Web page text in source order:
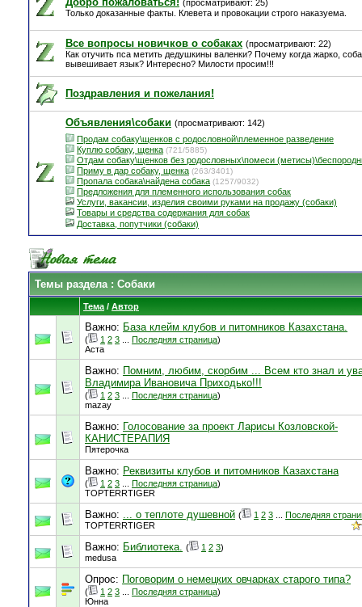
(просматривают: 25)
Только доказанные факты. Клевета и провокации строго наказуема.
Все вопросы новичков о собаках (просматривают: 22)
Как отучить пса метить дедушкины валенки? Почему когда жарко,
вывешивает язык? Интересно? Милости просим!!!
Поздравления и пожелания!
Объявления\собаки (просматривают: 142)
Продам собаку\щенков с родословной\племенное разведение
Куплю собаку, щенка (721/5885)
Отдам собаку\щенков без родословных\помеси
Приму в дар собаку, щенка (263/3401)
Пропала собака\найдена собака (1257/9032)
Предложения для племенного использования собак
Услуги, вакансии, изделия своими руками на продажу (собаки)
Товары и средства содержания для собак
Доставка, попутчики (собаки)
Темы раздела: Собаки
Тема / Автор
Важно: База клейм клубов и питомников Казахстана.
( 1 2 3 Последняя страница)
Аста
Важно: Помним, любим, скорбим ... Всем кто знал и
Владимира Ивановича Приходько!!!
( 1 2 3 Последняя страница)
mazay
Важно: Голосование за проект Ларисы Козловской-
КАНИСТЕРАПИЯ
Пятерочка
Важно: Реквизиты клубов и питомников Казахстана
( 1 2 3 Последняя страница)
TOPTERRTIGER
Важно: ... о теплоте душевной ( 1 2 3
Последняя
TOPTERRTIGER
Важно: Библиотека. ( 1 2 3)
medusa
Опрос: Поговорим о немецких овчарках старого типа?
( 1 2 3 Последняя страница)
Юнна